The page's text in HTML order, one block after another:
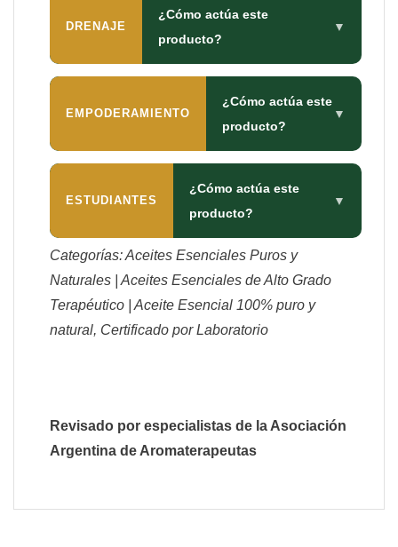
DRENAJE
¿Cómo actúa este
producto?
▼
EMPODERAMIENTO
¿Cómo actúa este
producto?
▼
ESTUDIANTES
¿Cómo actúa este
producto?
▼
Categorías: Aceites Esenciales Puros y
Naturales | Aceites Esenciales de Alto Grado
Terapéutico | Aceite Esencial 100% puro y
natural, Certificado por Laboratorio
Revisado por especialistas de la Asociación
Argentina de Aromaterapeutas